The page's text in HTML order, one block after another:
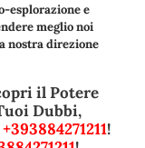
esplorazione e
meglio noi
nostra direzione
il Potere
Dubbi,
+393884271211!